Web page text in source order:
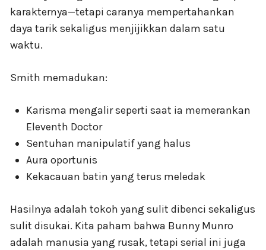
karakternya—tetapi caranya mempertahankan
daya tarik sekaligus menjijikkan dalam satu
waktu.
Smith memadukan:
Karisma mengalir seperti saat ia memerankan
Eleventh Doctor
Sentuhan manipulatif yang halus
Aura oportunis
Kekacauan batin yang terus meledak
Hasilnya adalah tokoh yang sulit dibenci sekaligus
sulit disukai. Kita paham bahwa Bunny Munro
adalah manusia yang rusak, tetapi serial ini juga